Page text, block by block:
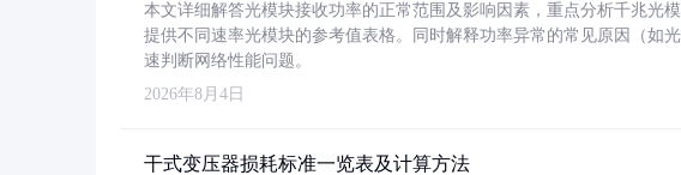
本文详细解答光模块接收功率的正常范围及影响因素，重点分析千兆光
提供不同速率光模块的参考值表格。同时解释功率异常的常见原因（如
速判断网络性能问题。
2026年8月4日
干式变压器损耗标准一览表及计算方法